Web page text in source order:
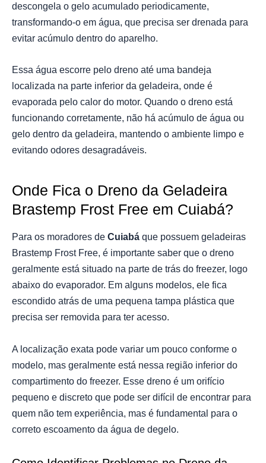
descongela o gelo acumulado periodicamente,
transformando-o em água, que precisa ser drenada para
evitar acúmulo dentro do aparelho.
Essa água escorre pelo dreno até uma bandeja
localizada na parte inferior da geladeira, onde é
evaporada pelo calor do motor. Quando o dreno está
funcionando corretamente, não há acúmulo de água ou
gelo dentro da geladeira, mantendo o ambiente limpo e
evitando odores desagradáveis.
Onde Fica o Dreno da Geladeira
Brastemp Frost Free em Cuiabá?
Para os moradores de Cuiabá que possuem geladeiras
Brastemp Frost Free, é importante saber que o dreno
geralmente está situado na parte de trás do freezer, logo
abaixo do evaporador. Em alguns modelos, ele fica
escondido atrás de uma pequena tampa plástica que
precisa ser removida para ter acesso.
A localização exata pode variar um pouco conforme o
modelo, mas geralmente está nessa região inferior do
compartimento do freezer. Esse dreno é um orifício
pequeno e discreto que pode ser difícil de encontrar para
quem não tem experiência, mas é fundamental para o
correto escoamento da água de degelo.